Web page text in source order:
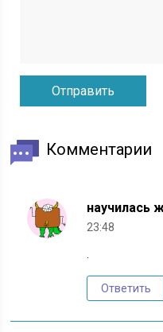
Комментарии
научилась
23:48
Ответить